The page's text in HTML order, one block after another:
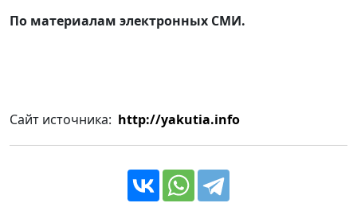
По материалам электронных СМИ.
Сайт источника: http://yakutia.info